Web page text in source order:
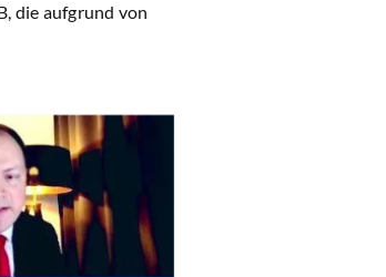
die aufgrund von